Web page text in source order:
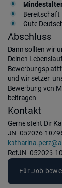
Bereitschaft
Gute
Abschluss
Dann sollten wir
Deinen
und wir setzen
Bewerbung von
beitragen.
Kontakt
Gerne steht Dir
JN -052026-
RefJN -052026-
Für Job